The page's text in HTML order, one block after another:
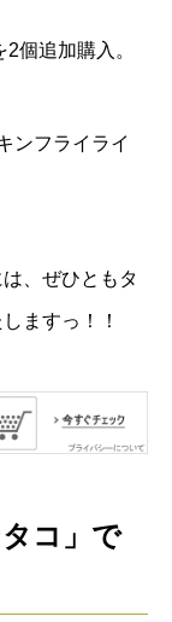
個追加購入。
ンフライライ
、ぜひともタ
ますっ！！
コ」で